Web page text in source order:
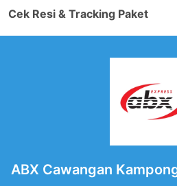
Cek Resi & Tracking Paket
ABX Cawangan